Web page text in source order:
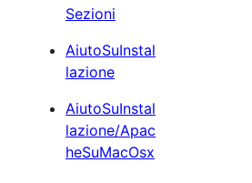
Sezioni
AiutoSuInstal
lazione
AiutoSuInstal
lazione/Apac
heSuMacOsx